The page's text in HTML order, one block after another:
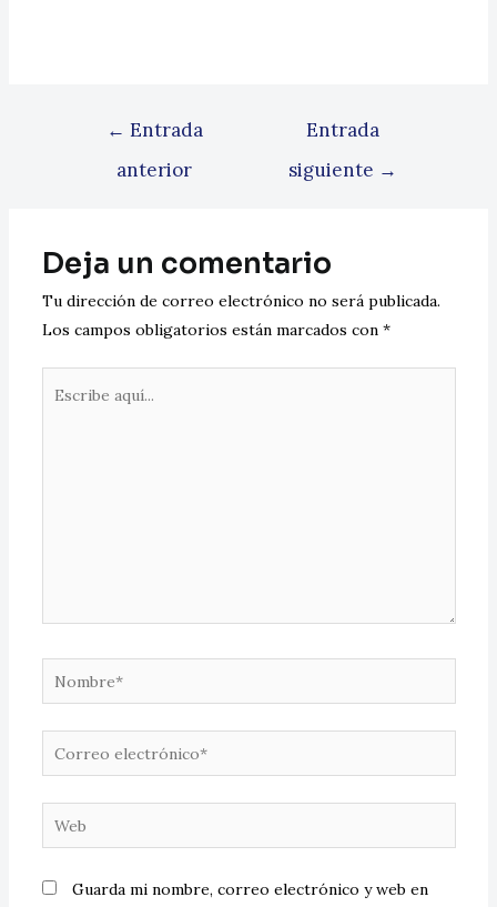
← Entrada
anterior
Entrada
siguiente →
Deja un comentario
Tu dirección de correo electrónico no será publicada.
Los campos obligatorios están marcados con *
Guarda mi nombre, correo electrónico y web en